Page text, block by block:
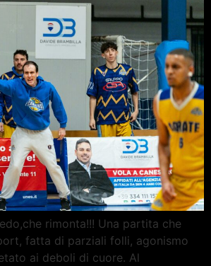
rimonta!!! Una partita che
fatta di parziali folli, agonismo
ai deboli di cuore. Al